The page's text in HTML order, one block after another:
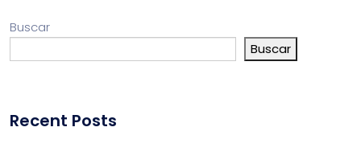
Buscar
Buscar
Recent Posts